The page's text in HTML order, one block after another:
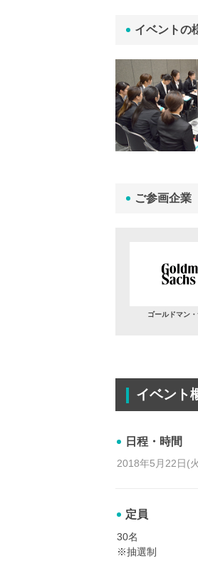
イベントの
ご参画企業
ゴールドマン
イベント
日程・時間
2018年5月22日(
定員
30名
※抽選制